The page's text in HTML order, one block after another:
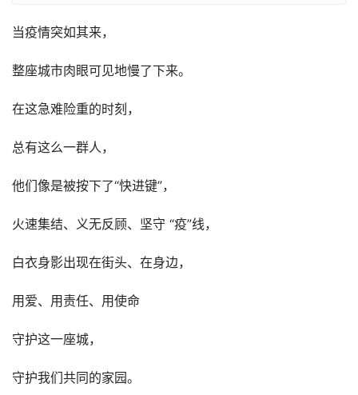
当疫情突如其来，
整座城市肉眼可见地慢了下来。
在这急难险重的时刻，
总有这么一群人，
他们像是被按下了“快进键”，
火速集结、义无反顾、坚守 “疫”线，
白衣身影出现在街头、在身边，
用爱、用责任、用使命
守护这一座城，
守护我们共同的家园。